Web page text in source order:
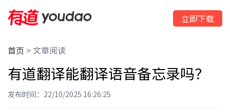
立即下载
首页 >文章阅读
有道翻译能翻译语音备忘录吗？
发布时间：22/10/2025 16:26:25